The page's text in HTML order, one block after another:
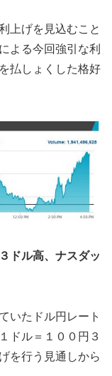
上げを見込むこと
よる今回強引な利
払しょくした格好
ドル高、ナスダッ
いたドル円レート
ドル＝１００円３
を行う見通しから